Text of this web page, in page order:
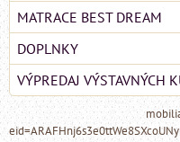
MATRACE BEST DREAM
DOPLNKY
VÝPREDAJ VÝSTAVNÝCH